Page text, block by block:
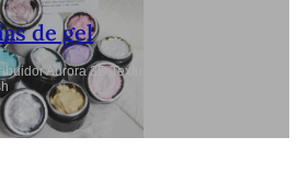
de gel
Aurora 3D Texture Gel Polish 10